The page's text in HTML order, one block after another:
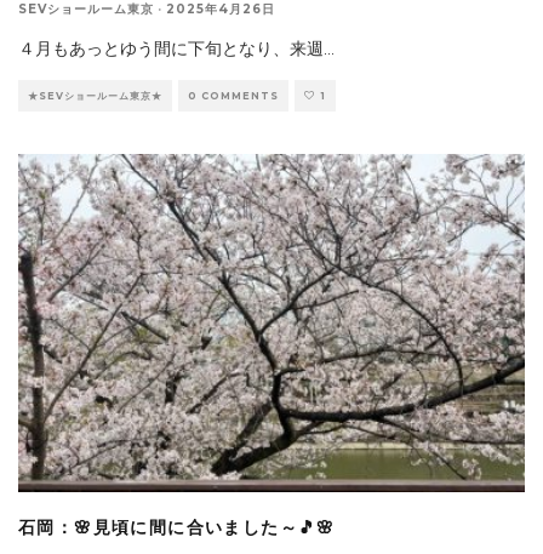
SEVショールーム東京 · 2025年4月26日
４月もあっとゆう間に下旬となり、来週...
★SEVショールーム東京★ 0 COMMENTS 1
石岡：🌸見頃に間に合いました～🎵🌸